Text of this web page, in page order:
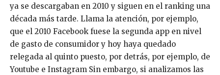
ya se descargaban en 2010 y siguen en el ranking una
década más tarde. Llama la atención, por ejemplo,
que el 2010 Facebook fuese la segunda app en nivel
de gasto de consumidor y hoy haya quedado
relegada al quinto puesto, por detrás, por ejemplo, de
Youtube e Instagram Sin embargo, si analizamos las